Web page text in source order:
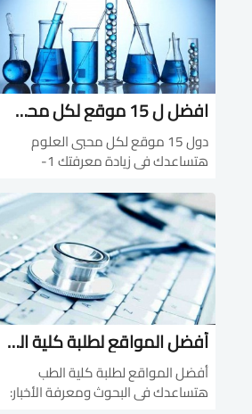
افضل ل 15 موقع لكل محبى العلوم
دول 15 موقع لكل محبى العلوم
هتساعدك فى زيادة معرفتك 1-
http://www.howstuffworks.com/
___ 2- Nasa http://www.nasa.gov/
___ 3- Discovery
http://www.discovery.com/ ___ 4-
Livesci...
أفضل المواقع لطلبة كلية الطب
أفضل المواقع لطلبة كلية الطب
هتساعدك فى البحوث ومعرفة الأخبار: